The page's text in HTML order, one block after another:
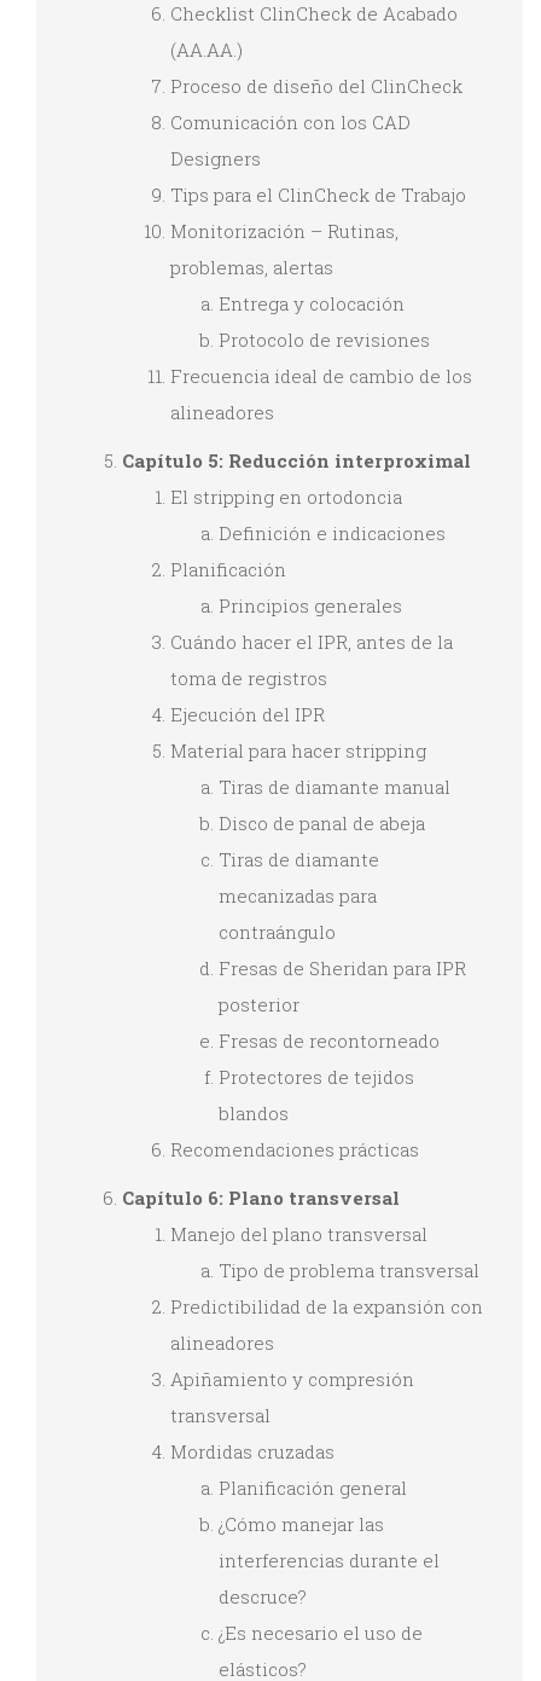
Checklist ClinCheck de Acabado
(AA.AA.)
Proceso de diseño del ClinCheck
Comunicación con los CAD
Designers
Tips para el ClinCheck de Trabajo
Monitorización – Rutinas,
problemas, alertas
Entrega y colocación
Protocolo de revisiones
Frecuencia ideal de cambio de los
alineadores
Capítulo 5: Reducción interproximal
El stripping en ortodoncia
Definición e indicaciones
Planificación
Principios generales
Cuándo hacer el IPR, antes de la
toma de registros
Ejecución del IPR
Material para hacer stripping
Tiras de diamante manual
Disco de panal de abeja
Tiras de diamante
mecanizadas para
contraángulo
Fresas de Sheridan para IPR
posterior
Fresas de recontorneado
Protectores de tejidos
blandos
Recomendaciones prácticas
Capítulo 6: Plano transversal
Manejo del plano transversal
Tipo de problema transversal
Predictibilidad de la expansión con
alineadores
Apiñamiento y compresión
transversal
Mordidas cruzadas
Planificación general
¿Cómo manejar las
interferencias durante el
descruce?
¿Es necesario el uso de
elásticos?